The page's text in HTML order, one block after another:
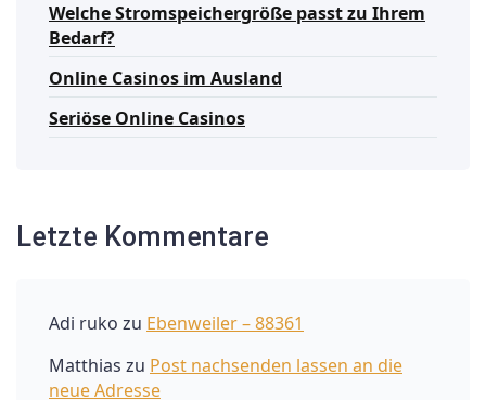
Welche Stromspeichergröße passt zu Ihrem
Bedarf?
Online Casinos im Ausland
Seriöse Online Casinos
Letzte Kommentare
Adi ruko zu Ebenweiler – 88361
Matthias zu Post nachsenden lassen an die
neue Adresse